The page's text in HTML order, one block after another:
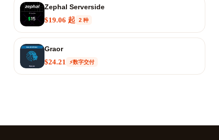
Zephal Serverside
$19.06 起
2 种
Graor
$24.21
⚡数字交付